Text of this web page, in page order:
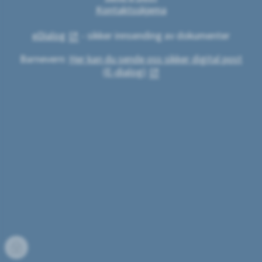
Kontaktsskjema
eDialog
- sikker innsending av dokumenter
Barnevern: Her kan du sende oss sikker digital post
(E-dialog)
Innlogging